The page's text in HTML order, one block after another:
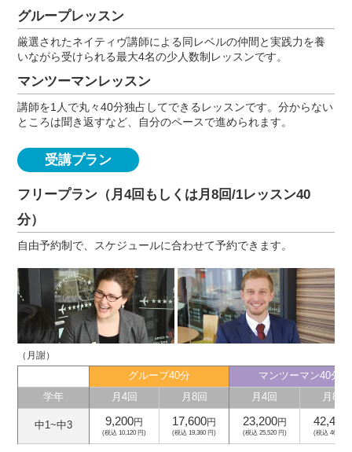
グループレッスン
厳選されたネイティヴ講師による同レベルの仲間と実践力を養
いながら受けられる最大4名の少人数制レッスンです。
マンツーマンレッスン
講師を1人で丸々40分独占してできるレッスンです。分からない
ところは聞き返すなど、自分のペースで進められます。
受講プラン
フリープラン（月4回もしくは月8回/1レッスン40
分）
自由予約制で、スケジュールに合わせて予約できます。
（月謝）
グループ40分
マンツーマン40分
学年
月4回 月8回 月4回 月8回
中1~中3 9,200円
(税込 10,120 円)
17,600円
(税込 19,360 円)
23,200円
(税込 25,520 円)
42,400
(税込 46,640